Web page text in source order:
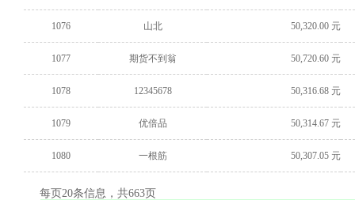
1076 山北 50,320.00 元
1077 期货不到翁 50,720.60 元
1078 12345678 50,316.68 元
1079 优倍品 50,314.67 元
1080 一根筋 50,307.05 元
每页20条信息，共663页